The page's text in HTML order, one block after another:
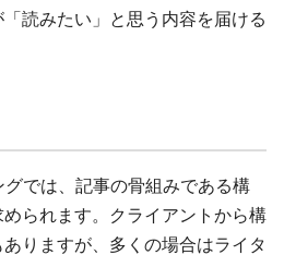
読みたい」と思う内容を届ける
では、記事の骨組みである構
られます。クライアントから構
りますが、多くの場合はライタ